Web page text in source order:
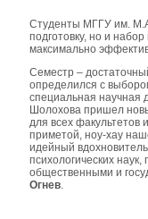
Студенты МГГУ им.
подготовку, но и набор
максимально
Семестр –
определился с
специальная научная
Шолохова пришел
для всех факультетов
приметой, ноу-хау
идейный
психологических
общественными и
Огнев.